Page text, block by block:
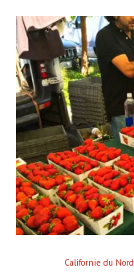
Californie du Nord